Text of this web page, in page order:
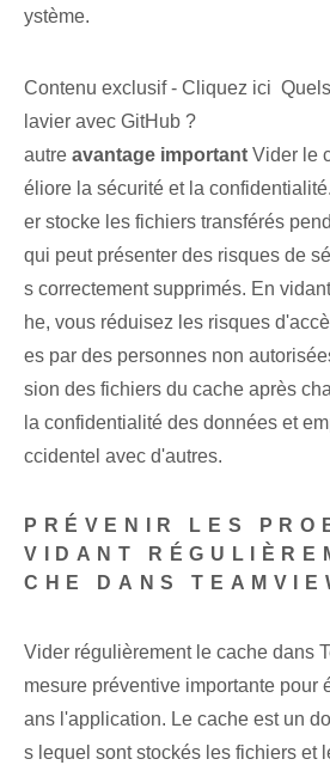
ystème.
Contenu exclusif - Cliquez ici
lavier avec GitHub ?
autre avantage important Vider le
éliore la sécurité et la
er stocke les fichiers transférés
qui peut présenter des risques de
s correctement supprimés. En
he, vous réduisez les risques
es par des personnes non
sion des fichiers du cache après
la confidentialité des données et
ccidentel avec d'autres.
PRÉVENIR LES
VIDANT
CHE DANS
Vider régulièrement le cache dans
mesure préventive importante pour
ans l'application. Le cache est un
s lequel sont stockés les fichiers et